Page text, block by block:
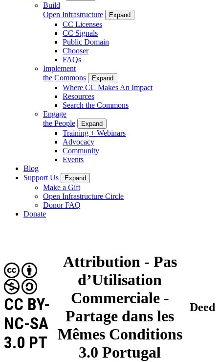
Build
Open Infrastructure
Expand
CC Licenses
CC Signals
Public Domain
Chooser
FAQs
Implement
the Commons
Expand
Where CC Makes An Impact
Resources
Search the Commons
Engage
the People
Expand
Training + Webinars
Advocacy
Community
Events
Blog
Support Us
Expand
Make a Gift
Open Infrastructure Circle
Donor FAQ
Donate
Attribution - Pas
d’Utilisation
Commerciale -
Partage dans les
Mêmes Conditions
3.0 Portugal
CC BY-
NC-SA
3.0 PT
Deed